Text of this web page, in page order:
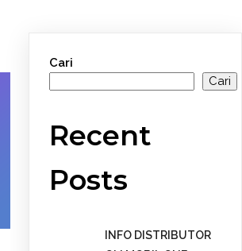
Cari
Cari
Recent
Posts
INFO DISTRIBUTOR